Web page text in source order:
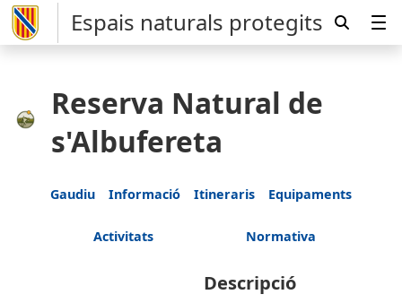
Espais naturals protegits
Reserva Natural de
s'Albufereta
Gaudiu Informació Itineraris Equipaments
Activitats Normativa
Descripció